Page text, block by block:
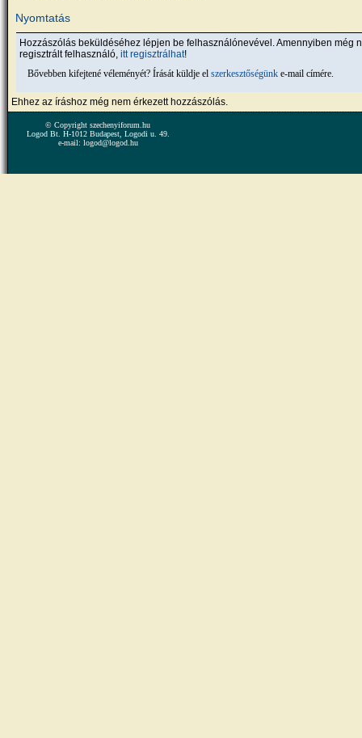
Nyomtatás
Hozzászólás beküldéséhez lépjen be felhasználónevével. Amennyiben még
regisztrált felhasználó,itt regisztrálhat!
Bővebben kifejtené véleményét? Írását küldje elszerkesztőségünk e-mail címére.
Ehhez az íráshoz még nem érkezett hozzászólás.
© Copyright szechenyiforum.hu
Logod Bt. H-1012 Budapest, Logodi u. 49.
e-mail: logod@logod.hu